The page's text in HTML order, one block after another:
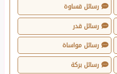
رسائل قساوة
رسائل قدر
رسائل مواساة
رسائل بركة